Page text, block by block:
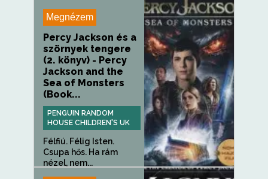
Megnézem
Percy Jackson és a
szörnyek tengere
(2. könyv) - Percy
Jackson and the
Sea of Monsters
(Book...
PENGUIN RANDOM
HOUSE CHILDREN'S UK
Félfiú. Félig Isten.
Csupa hős. Ha rám
nézel, nem...